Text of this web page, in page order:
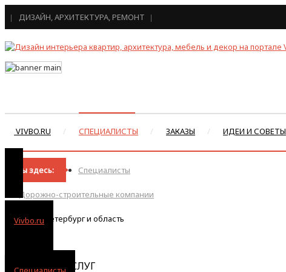
ДИЗАЙН, АРХИТЕКТУРА, РЕМОНТ
VIVBO.RU СПЕЦИАЛИСТЫ ЗАКАЗЫ ИДЕИ И СОВЕТЫ
Vivbo.ru
Вы здесь: Специалисты
Дорожно-строительные компании
Санкт-Петербург и область
КАТЕГОРИИ УСЛУГ